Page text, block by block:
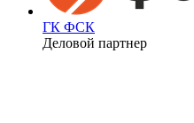
ГК ФСК
Деловой партнер